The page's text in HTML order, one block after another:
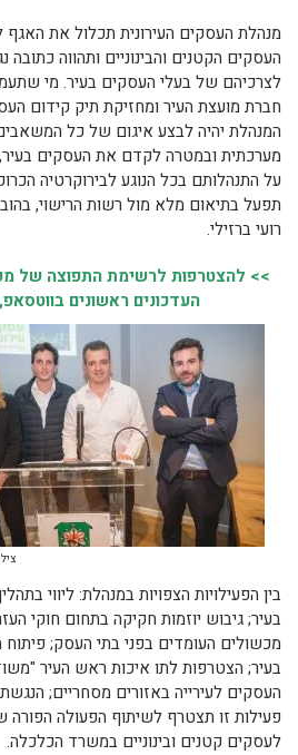
מנהלת העסקים העירונית תכלול את האגף
העסקים הקטנים והבינוניים ותהווה
לצרכיהם של בעלי העסקים בעיר. מי
חברת מועצת העיר ומחזיקת תיק קידום
המנהלת יהיה לבצע איגום של כל
מערכתית ובמטרה לקדם את העסקים
על התנהלותם בכל הנוגע לבירוקרטיה
תפעל בתיאום מלא מול רשות הרישוי,
רועי ברזילי.
>> להצטרפות לרשימת התפוצה של
העדכונים ראשונים
בין הפעילויות הצפויות במנהלת: ליווי
בעיר; גיבוש יוזמות חקיקה בתחום חוקי
מכשולים העומדים בפני בתי העסק; פיתוח
בעיר; הצטרפות לתו איכות ראש העיר
העסקים לעירייה באזורים מסחריים;
פעילות זו תצטרף לשיתוף הפעולה הפורה
לעסקים קטנים ובינוניים במשרד הכלכלה.